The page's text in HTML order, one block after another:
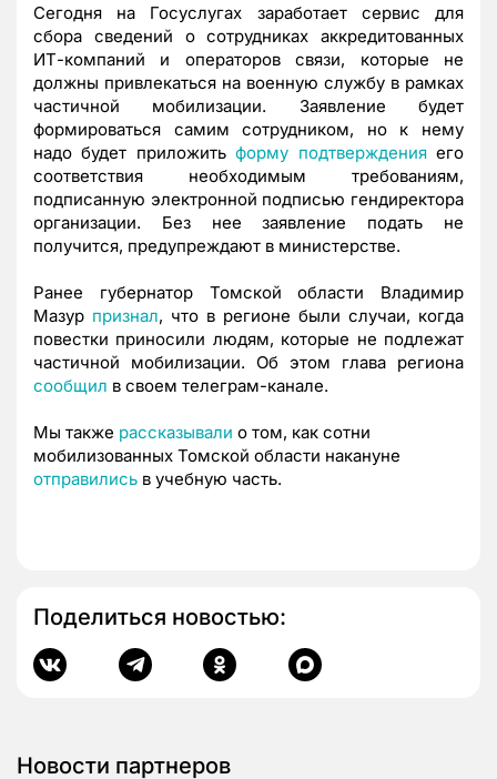
Сегодня на Госуслугах заработает сервис для
сбора сведений о сотрудниках аккредитованных
ИТ-компаний и операторов связи, которые не
должны привлекаться на военную службу в рамках
частичной мобилизации. Заявление будет
формироваться самим сотрудником, но к нему
надо будет приложитьформу подтвержденияего
соответствия необходимым требованиям,
подписанную электронной подписью гендиректора
организации. Без нее заявление подать не
получится, предупреждают в министерстве.
Ранее губернатор Томской области Владимир
Мазур признал, что в регионе были случаи, когда
повестки приносили людям, которые не подлежат
частичной мобилизации. Об этом глава региона
сообщил в своем телеграм-канале.
Мы также рассказывали о том, как сотни
мобилизованных Томской области накануне
отправились в учебную часть.
Поделиться новостью:
Новости партнеров